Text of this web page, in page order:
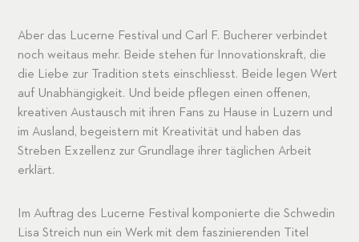
Aber das Lucerne Festival und Carl F. Bucherer verbindet
noch weitaus mehr. Beide stehen für Innovationskraft, die
die Liebe zur Tradition stets einschliesst. Beide legen Wert
auf Unabhängigkeit. Und beide pflegen einen offenen,
kreativen Austausch mit ihren Fans zu Hause in Luzern und
im Ausland, begeistern mit Kreativität und haben das
Streben Exzellenz zur Grundlage ihrer täglichen Arbeit
erklärt.
Im Auftrag des Lucerne Festival komponierte die Schwedin
Lisa Streich nun ein Werk mit dem faszinierenden Titel